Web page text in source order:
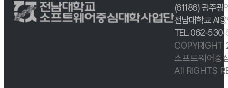
(61186) 광주광
전남대학교 AI
TEL. 062-
COPYRIGHT
소프트웨어중
All RIGHTS